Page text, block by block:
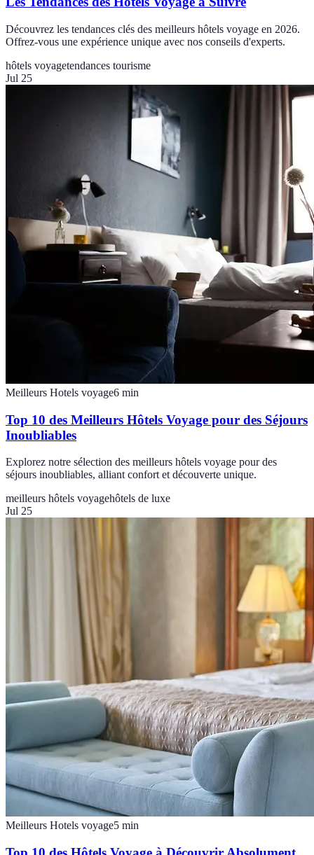
Découvrez les tendances clés des meilleurs hôtels voyage en 2026.
Offrez-vous une expérience unique avec nos conseils d'experts.
hôtels voyagetendances tourisme
Jul 25
Meilleurs Hotels voyage6 min
Top 10 des Meilleurs Hôtels Voyage pour des Séjours
Inoubliables
Explorez notre sélection des meilleurs hôtels voyage pour des
séjours inoubliables, alliant confort et découverte unique.
meilleurs hôtels voyagehôtels de luxe
Jul 25
Meilleurs Hotels voyage5 min